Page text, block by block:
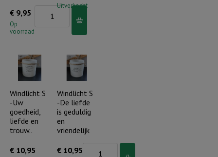
€ 9,95
Op
voorraad
Beeldje
zilver
hart
aantal
Uitverkocht
Windlicht S
-Uw
goedheid,
liefde en
trouw..
€ 10,95
Windlicht S
-De liefde
is geduldig
en
vriendelijk
€ 10,95 Windlicht